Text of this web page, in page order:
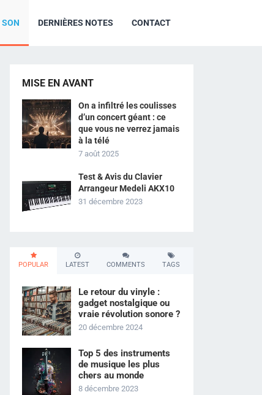
SON DERNIÈRES NOTES CONTACT
MISE EN AVANT
On a infiltré les coulisses
d’un concert géant : ce
que vous ne verrez jamais
à la télé
7 août 2025
Test & Avis du Clavier
Arrangeur Medeli AKX10
31 décembre 2023
POPULAR LATEST COMMENTS TAGS
Le retour du vinyle :
gadget nostalgique ou
vraie révolution sonore ?
20 décembre 2024
Top 5 des instruments
de musique les plus
chers au monde
8 décembre 2023